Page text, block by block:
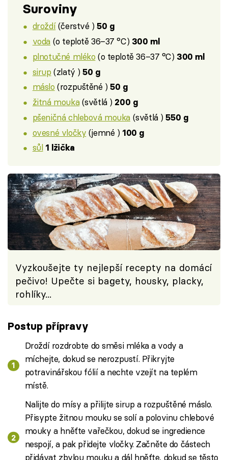
Suroviny
droždí(čerstvé )50 g
voda (o teplotě 36–37 °C) 300 ml
plnotučné mléko (o teplotě 36–37 °C) 300 ml
sirup (zlatý )50 g
máslo (rozpuštěné )50 g
žitná mouka(světlá ) 200 g
pšeničná chlebová mouka (světlá )550 g
ovesné vločky (jemné ) 100 g
sůl 1 lžička
Vyzkoušejte ty nejlepší recepty na domácí
pečivo! Upečte si bagety, housky, placky,
rohlíky...
Postup přípravy
Droždí rozdrobte do směsi mléka a vody a
míchejte, dokud se nerozpustí. Přikryjte
potravinářskou fólií a nechte vzejít na teplém
místě.
Nalijte do mísy a přilijte sirup a rozpuštěné máslo.
Přisypte žitnou mouku se solí a polovinu chlebové
mouky a hněťte vařečkou, dokud se ingredience
nespojí, a pak přidejte vločky. Začněte do částech
přidávat zbylou mouku a dál hněťte, dokud se těsto